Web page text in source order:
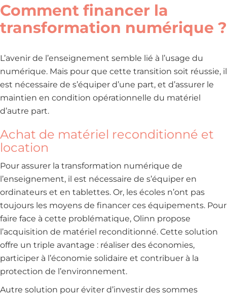
Comment financer la
transformation numérique ?
L’avenir de l’enseignement semble lié à l’usage du
numérique. Mais pour que cette transition soit réussie, il
est nécessaire de s’équiper d’une part, et d’assurer le
maintien en condition opérationnelle du matériel
d’autre part.
Achat de matériel reconditionné et
location
Pour assurer la transformation numérique de
l’enseignement, il est nécessaire de s’équiper en
ordinateurs et en tablettes. Or, les écoles n’ont pas
toujours les moyens de financer ces équipements. Pour
faire face à cette problématique, Olinn propose
l’acquisition de matériel reconditionné. Cette solution
offre un triple avantage : réaliser des économies,
participer à l’économie solidaire et contribuer à la
protection de l’environnement.
Autre solution pour éviter d’investir des sommes